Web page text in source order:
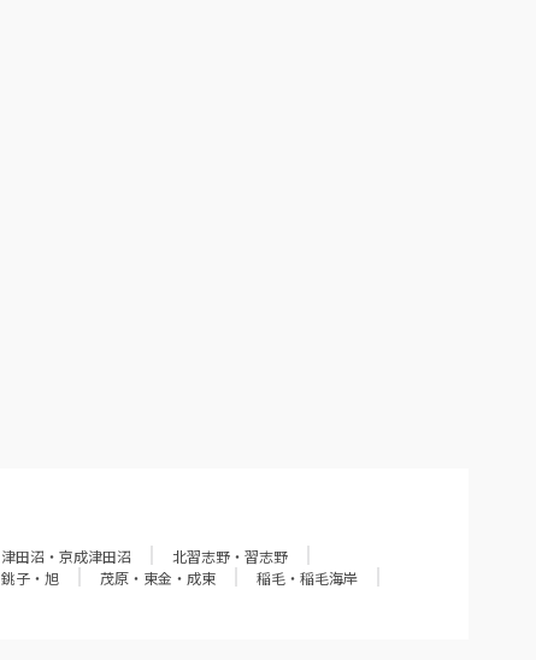
津田沼・京成津田沼
北習志野・習志野
銚子・旭 茂原・東金・成東
稲毛・稲毛海岸